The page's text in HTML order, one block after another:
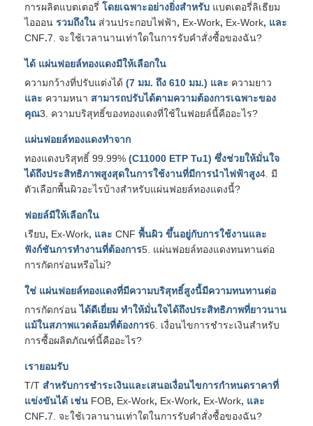
การผลิตแบตเตอรี่ โดยเฉพาะอย่างยิ่งสำหรับ แบตเตอรี่ลิเธียม
ไอออน รวมถึงใน ส่วนประกอบไฟฟ้า, Ex-Work, Ex-Work, และ
CNF.7. จะใช้เวลานานเท่าใดในการรับคำสั่งซื้อของฉัน?
ได้ แผ่นฟอยล์ทองแดงมีให้เลือกใน
ความกว้างที่ปรับแต่งได้ (7 มม. ถึง 610 มม.) และ ความยาว
และ ความหนา สามารถปรับได้ตามความต้องการเฉพาะของ
คุณ3. ความบริสุทธิ์ของทองแดงที่ใช้ในฟอยล์นี้คืออะไร?
แผ่นฟอยล์ทองแดงทำจาก
ทองแดงบริสุทธิ์ 99.99% (C11000 ETP Tu1) ซึ่งช่วยให้มั่นใจ
ได้ถึงประสิทธิภาพสูงสุดในการใช้งานที่มีการนำไฟฟ้าสูง4. มี
ตัวเลือกพื้นผิวอะไรบ้างสำหรับแผ่นฟอยล์ทองแดงนี้?
ฟอยล์มีให้เลือกใน
เรียบ, Ex-Work, และ CNF พื้นผิว ขึ้นอยู่กับการใช้งานและ
ฟังก์ชันการทำงานที่ต้องการ5. แผ่นฟอยล์ทองแดงทนทานต่อ
การกัดกร่อนหรือไม่?
ใช่ แผ่นฟอยล์ทองแดงที่มีความบริสุทธิ์สูงนี้มีความทนทานต่อ
การกัดกร่อนได้ดีเยี่ยม ทำให้มั่นใจได้ถึงประสิทธิภาพที่ยาวนาน
แม้ในสภาพแวดล้อมที่ต้องการ6. เงื่อนไขการชำระเงินสำหรับ
การซื้อผลิตภัณฑ์นี้คืออะไร?
เรายอมรับ
T/T สำหรับการชำระเงินและเสนอเงื่อนไขการกำหนดราคาที่
แข่งขันได้ เช่น FOB, Ex-Work, Ex-Work, Ex-Work, และ
CNF.7. จะใช้เวลานานเท่าใดในการรับคำสั่งซื้อของฉัน?